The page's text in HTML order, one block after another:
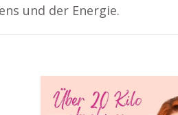
und der Energie.